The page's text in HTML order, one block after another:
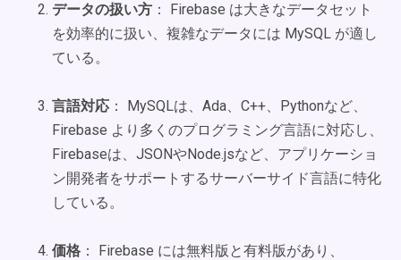
データの扱い方 ： Firebase は大きなデータセット
を効率的に扱い、複雑なデータには MySQL が適し
ている。
言語対応 ： MySQLは、Ada、C++、Pythonなど、
Firebase より多くのプログラミング言語に対応し、
Firebaseは、JSONやNode.jsなど、アプリケーショ
ン開発者をサポートするサーバーサイド言語に特化
している。
価格 ： Firebase には無料版と有料版があり、